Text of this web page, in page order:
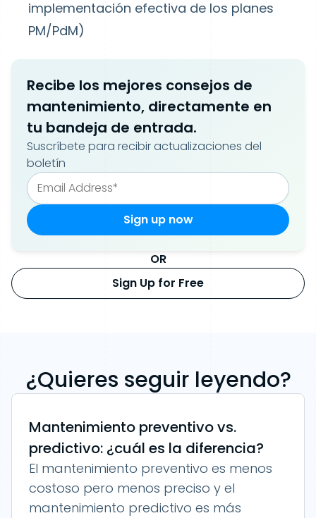
implementación efectiva de los planes
PM/PdM)
Recibe los mejores consejos de
mantenimiento, directamente en
tu bandeja de entrada.
Suscríbete para recibir actualizaciones del
boletín
OR
Sign Up for Free
¿Quieres seguir leyendo?
Mantenimiento preventivo vs.
predictivo: ¿cuál es la diferencia?
El mantenimiento preventivo es menos
costoso pero menos preciso y el
mantenimiento predictivo es más